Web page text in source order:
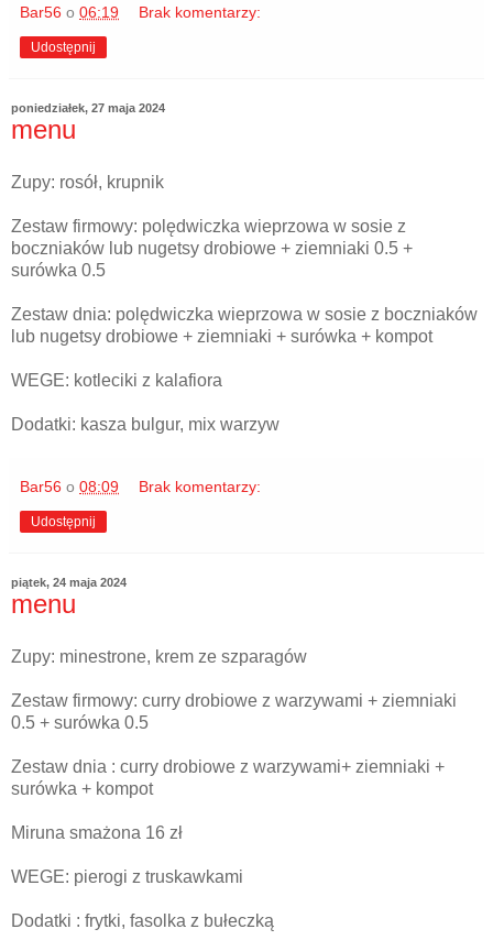
Bar56 o 06:19 Brak komentarzy:
Udostępnij
poniedziałek, 27 maja 2024
menu
Zupy: rosół, krupnik
Zestaw firmowy: polędwiczka wieprzowa w sosie z
boczniaków lub nugetsy drobiowe + ziemniaki 0.5 +
surówka 0.5
Zestaw dnia: polędwiczka wieprzowa w sosie z boczniaków
lub nugetsy drobiowe + ziemniaki + surówka + kompot
WEGE: kotleciki z kalafiora
Dodatki: kasza bulgur, mix warzyw
Bar56 o 08:09 Brak komentarzy:
Udostępnij
piątek, 24 maja 2024
menu
Zupy: minestrone, krem ze szparagów
Zestaw firmowy: curry drobiowe z warzywami + ziemniaki
0.5 + surówka 0.5
Zestaw dnia : curry drobiowe z warzywami+ ziemniaki +
surówka + kompot
Miruna smażona 16 zł
WEGE: pierogi z truskawkami
Dodatki : frytki, fasolka z bułeczką